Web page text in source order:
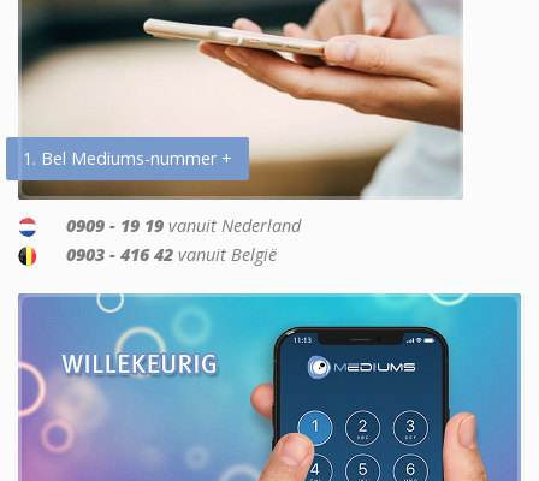
1. Bel Mediums-nummer +
0909 - 19 19 vanuit Nederland
0903 - 416 42 vanuit België